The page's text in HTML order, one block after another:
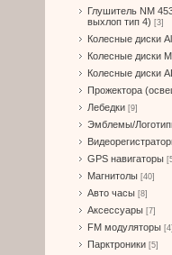
Глушитель NM
выхлоп тип 4) [3]
Колесные диски
Колесные диски
Колесные диски
Прожектора
Лебедки [9]
Эмблемы/
GPS навигаторы
Магнитолы [40]
Авто часы [8]
Аксессуары [7]
FM модуляторы [4]
Парктроники [5]